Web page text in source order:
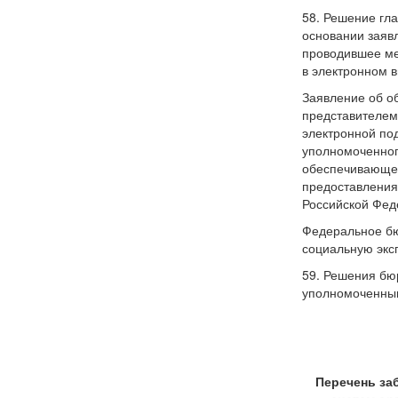
58. Решение
основании
проводившее
в электронном
Заявление об
электронной
Российской
Федеральное
социальную
59. Решения
Перечень